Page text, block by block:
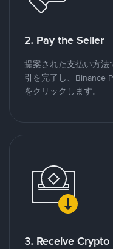
2. Pay the Seller
提案された支払い方法
引を完了し、Binance
をクリックします。
3. Receive Crypto